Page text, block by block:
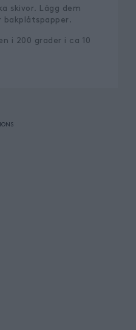
skivor. Lägg dem
bakplåtspapper.
i 200 grader i ca 10